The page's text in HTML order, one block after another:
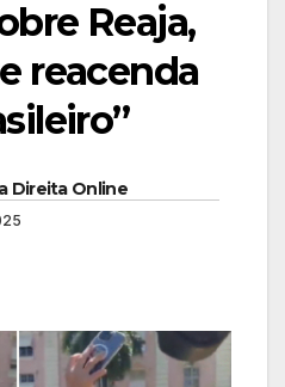
Reaja,
reacenda
Direita Online